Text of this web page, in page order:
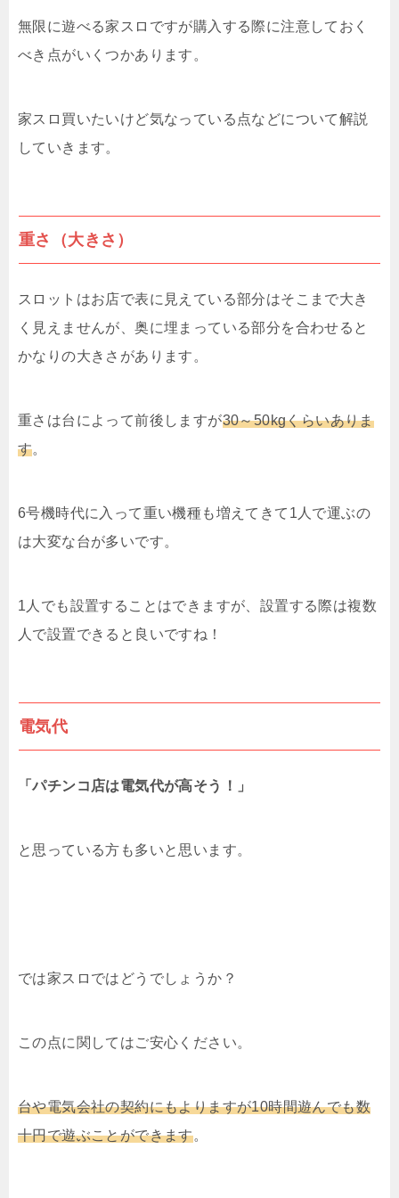
無限に遊べる家スロですが購入する際に注意しておく
べき点がいくつかあります。
家スロ買いたいけど気なっている点などについて解説
していきます。
重さ（大きさ）
スロットはお店で表に見えている部分はそこまで大き
く見えませんが、奥に埋まっている部分を合わせると
かなりの大きさがあります。
重さは台によって前後しますが30～50kgくらいありま
す。
6号機時代に入って重い機種も増えてきて1人で運ぶの
は大変な台が多いです。
1人でも設置することはできますが、設置する際は複数
人で設置できると良いですね！
電気代
「パチンコ店は電気代が高そう！」
と思っている方も多いと思います。
では家スロではどうでしょうか？
この点に関してはご安心ください。
台や電気会社の契約にもよりますが10時間遊んでも数
十円で遊ぶことができます。